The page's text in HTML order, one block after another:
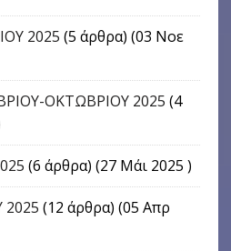
2025 (5 άρθρα) (03 Νοε
ΟΚΤΩΒΡΙΟΥ 2025 (4
(6 άρθρα) (27 Μάι 2025 )
2025 (12 άρθρα) (05 Απρ